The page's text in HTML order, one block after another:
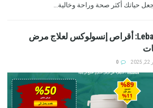
حياتك أكثر صحة وراحة وخالية...
Insulux سعر Lebanon: أقراص إنسولوكس لعلاج مرض